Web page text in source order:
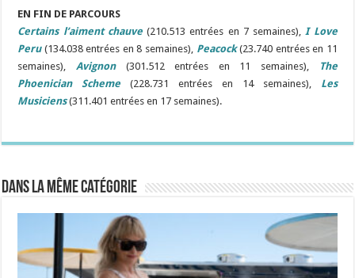
EN FIN DE PARCOURS
Certains l’aiment chauve(210.513 entrées en 7 semaines), I Love
Peru(134.038 entrées en 8 semaines), Peacock(23.740 entrées en 11
semaines), Avignon(301.512 entrées en 11 semaines),
The
Phoenician Scheme (228.731 entrées en 14 semaines), Les
Musiciens(311.401 entrées en 17 semaines).
Dans la même catégorie